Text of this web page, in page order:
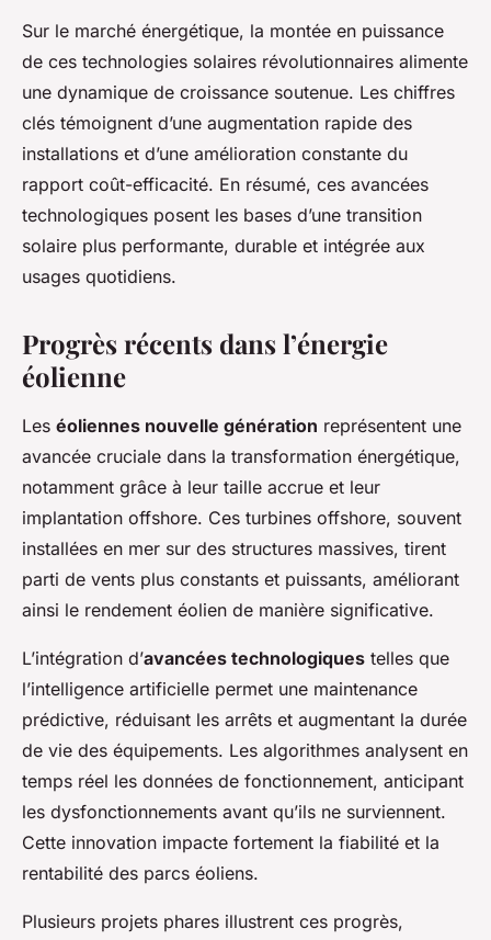
Sur le marché énergétique, la montée en puissance
de ces technologies solaires révolutionnaires alimente
une dynamique de croissance soutenue. Les chiffres
clés témoignent d’une augmentation rapide des
installations et d’une amélioration constante du
rapport coût-efficacité. En résumé, ces avancées
technologiques posent les bases d’une transition
solaire plus performante, durable et intégrée aux
usages quotidiens.
Progrès récents dans l’énergie
éolienne
Les éoliennes nouvelle génération représentent une
avancée cruciale dans la transformation énergétique,
notamment grâce à leur taille accrue et leur
implantation offshore. Ces turbines offshore, souvent
installées en mer sur des structures massives, tirent
parti de vents plus constants et puissants, améliorant
ainsi le rendement éolien de manière significative.
L’intégration d’avancées technologiques telles que
l’intelligence artificielle permet une maintenance
prédictive, réduisant les arrêts et augmentant la durée
de vie des équipements. Les algorithmes analysent en
temps réel les données de fonctionnement, anticipant
les dysfonctionnements avant qu’ils ne surviennent.
Cette innovation impacte fortement la fiabilité et la
rentabilité des parcs éoliens.
Plusieurs projets phares illustrent ces progrès,